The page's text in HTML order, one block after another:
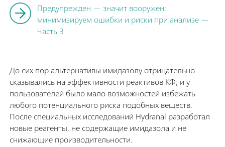
Предупрежден — значит вооружен:
минимизируем ошибки и риски при анализе —
Часть 3
До сих пор альтернативы имидазолу отрицательно
сказывались на эффективности реактивов КФ, и у
пользователей было мало возможностей избежать
любого потенциального риска подобных веществ.
После специальных исследований Hydranal разработал
новые реагенты, не содержащие имидазола и не
снижающие производительности.